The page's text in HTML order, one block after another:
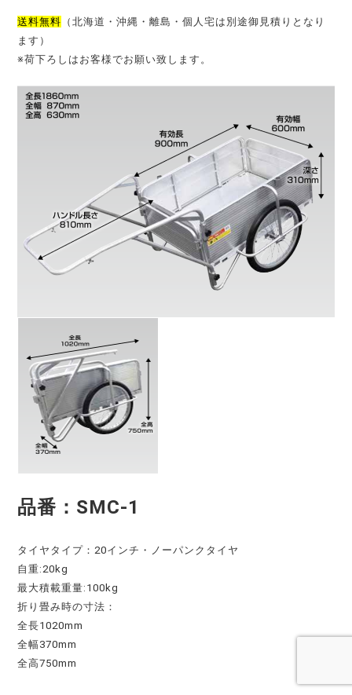
送料無料 （北海道・沖縄・離島・個人宅は別途御見積りとなり
ます）
※荷下ろしはお客様でお願い致します。
品番：SMC-1
タイヤタイプ：20インチ・ノーパンクタイヤ
自重:20kg
最大積載重量:100kg
折り畳み時の寸法：
全長1020mm
全幅370mm
全高750mm